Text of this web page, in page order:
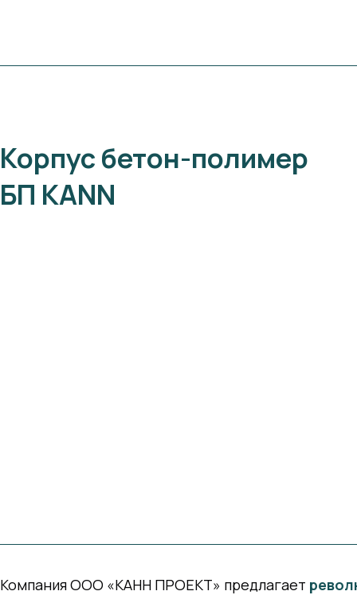
Корпусбетон-полимер
БП KANN
Компания ООО «КАНН ПРОЕКТ» предлагает